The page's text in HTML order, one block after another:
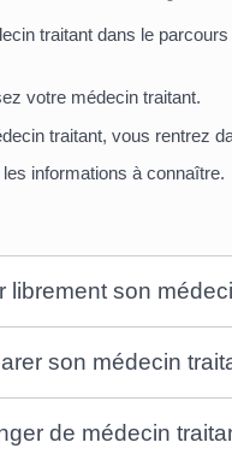
traitant dans le
votre médecin traitant.
traitant, vous rentrez
informations à connaître.
librement son
son médecin
de médecin